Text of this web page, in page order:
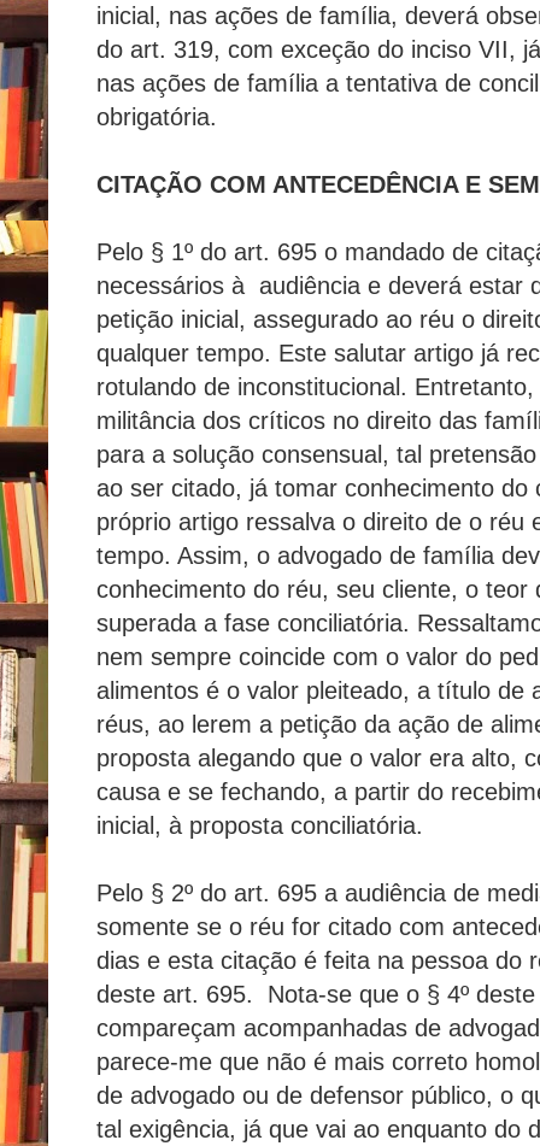
inicial, nas ações de família, deverá
do art. 319, com exceção do inciso VII,
nas ações de família a tentativa de
obrigatória.
CITAÇÃO COM ANTECEDÊNCIA E
Pelo § 1º do art. 695 o mandado de
necessários à audiência e deverá estar
petição inicial, assegurado ao réu o
qualquer tempo. Este salutar artigo já
rotulando de inconstitucional.
militância dos críticos no direito das
para a solução consensual, tal
ao ser citado, já tomar conhecimento do
próprio artigo ressalva o direito de o réu
tempo. Assim, o advogado de família
conhecimento do réu, seu cliente, o teor
superada a fase conciliatória.
nem sempre coincide com o valor do
alimentos é o valor pleiteado, a título de
réus, ao lerem a petição da ação de
proposta alegando que o valor era alto,
causa e se fechando, a partir do
inicial, à proposta conciliatória.
Pelo § 2º do art. 695 a audiência de
somente se o réu for citado com
dias e esta citação é feita na pessoa do
deste art. 695. Nota-se que o § 4º
compareçam acompanhadas de
parece-me que não é mais correto
de advogado ou de defensor público, o
tal exigência, já que vai ao enquanto do